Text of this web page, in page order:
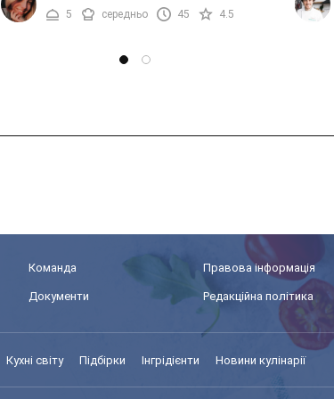
5
середньо 45 4.5
Команда Правова інформація
Документи Редакційна політика
Кухні світу Підбірки Інгрідієнти Новини кулінарії